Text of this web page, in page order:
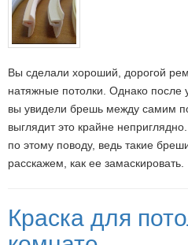
Вы сделали хороший, дорогой
натяжные потолки. Однако после
вы увидели брешь между самим
выглядит это крайне
по этому поводу, ведь такие
расскажем, как ее замаскировать.
Краска для